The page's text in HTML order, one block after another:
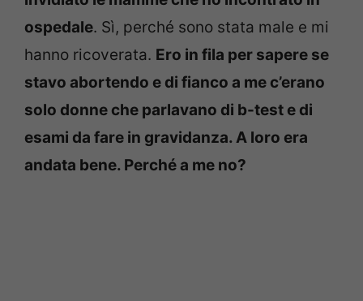
ospedale. Sì, perché sono stata male e mi
hanno ricoverata. Ero in fila per sapere se
stavo abortendo e di fianco a me c’erano
solo donne che parlavano di b-test e di
esami da fare in gravidanza. A loro era
andata bene. Perché a me no?